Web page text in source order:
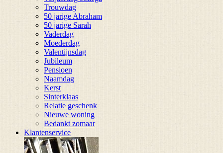
Trouwdag
50 jarige Abraham
50 jarige Sarah
Vaderdag
Moederdag
Valentijnsdag
Jubileum
Pensioen
Naamdag
Kerst
Sinterklaas
Relatie geschenk
Nieuwe woning
Bedankt zomaar
Klantenservice